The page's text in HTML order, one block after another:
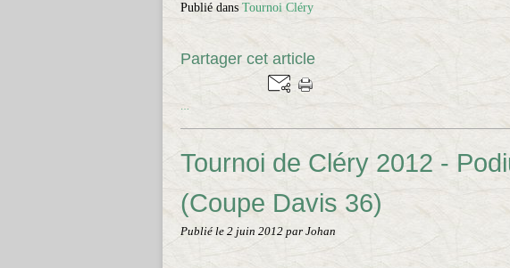
Publié dans Tournoi Cléry
Partager cet article
Tournoi de Cléry 2012 -
(Coupe Davis 36)
Publié le 2 juin 2012 par Johan